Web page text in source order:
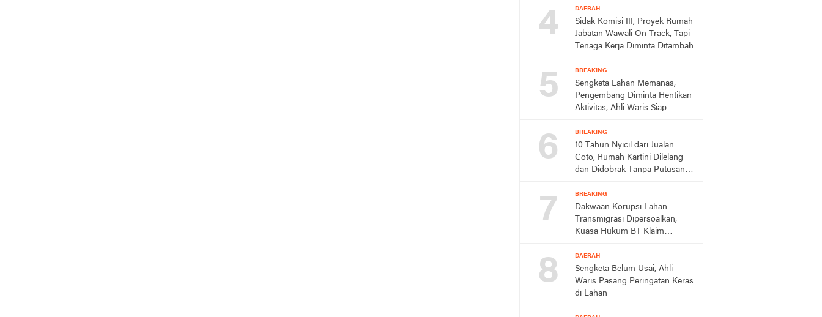
4 DAERAH
Sidak Komisi III, Proyek Rumah
Jabatan Wawali On Track, Tapi
Tenaga Kerja Diminta Ditambah
5 BREAKING
Sengketa Lahan Memanas,
Pengembang Diminta Hentikan
Aktivitas, Ahli Waris Siap
6 BREAKING
10 Tahun Nyicil dari Jualan
Coto, Rumah Kartini Dilelang
dan Didobrak Tanpa Putusan
7 BREAKING
Dakwaan Korupsi Lahan
Transmigrasi Dipersoalkan,
Kuasa Hukum BT Klaim
8 DAERAH
Sengketa Belum Usai, Ahli
Waris Pasang Peringatan Keras
di Lahan